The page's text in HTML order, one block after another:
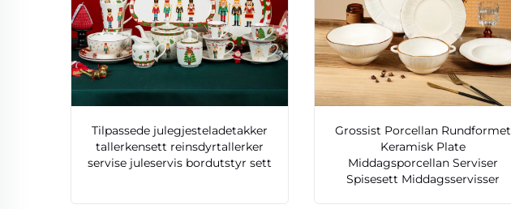
Tilpassede julegjesteladetakker
tallerkensett reinsdyrtallerker
servise juleservis bordutstyr sett
Grossist Porcellan Rundformet
Keramisk Plate
Middagsporcellan Serviser
Spisesett Middagsservisser